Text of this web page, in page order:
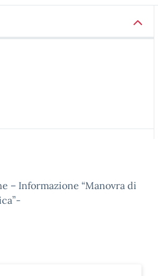
– Informazione “Manovra di